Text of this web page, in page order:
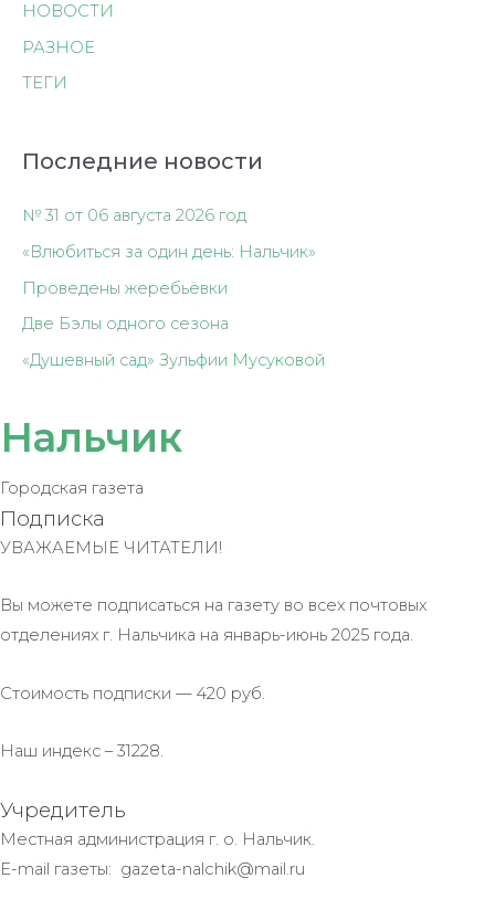
НОВОСТИ
РАЗНОЕ
ТЕГИ
Последние новости
№ 31 от 06 августа 2026 год
«Влюбиться за один день: Нальчик»
Проведены жеребьёвки
Две Бэлы одного сезона
«Душевный сад» Зульфии Мусуковой
Нальчик
Городская газета
Подписка
УВАЖАЕМЫЕ ЧИТАТЕЛИ!
Вы можете подписаться на газету во всех почтовых
отделениях г. Нальчика на январь-июнь 2025 года.
Стоимость подписки — 420 руб.
Наш индекс – 31228.
Учредитель
Местная администрация г. о. Нальчик.
E-mail газеты: gazeta-nalchik@mail.ru